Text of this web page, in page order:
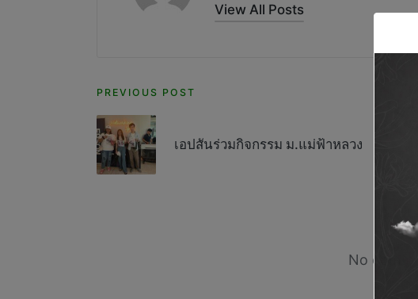
View All Posts
Post
navigation
PREVIOUS POST
เอปสันร่วมกิจกรรม ม.แม่ฟ้าหลวง
No